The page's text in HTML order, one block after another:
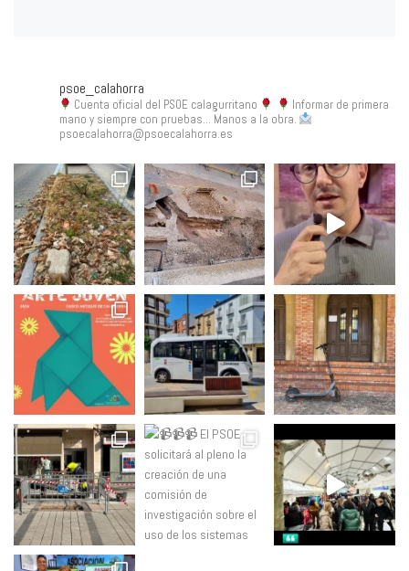
psoe_calahorra
Cuenta oficial del PSOE calagurritano
Informar de primera
mano y siempre con pruebas... Manos a la obra.
psoecalahorra@psoecalahorra.es